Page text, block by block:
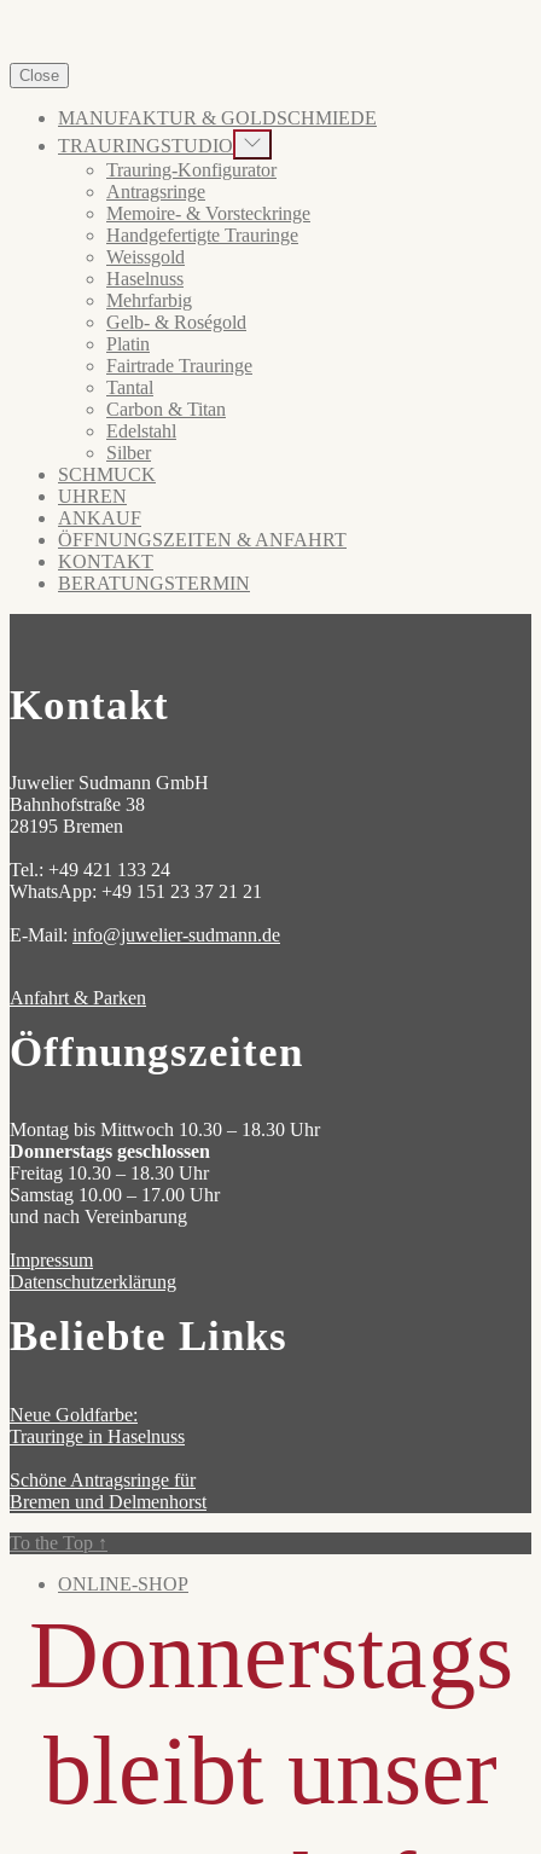
Close
MANUFAKTUR & GOLDSCHMIEDE
TRAURINGSTUDIO
Show
sub
menu
Trauring-Konfigurator
Antragsringe
Memoire- & Vorsteckringe
Handgefertigte Trauringe
Weissgold
Haselnuss
Mehrfarbig
Gelb- & Roségold
Platin
Fairtrade Trauringe
Tantal
Carbon & Titan
Edelstahl
Silber
SCHMUCK
UHREN
ANKAUF
ÖFFNUNGSZEITEN & ANFAHRT
KONTAKT
BERATUNGSTERMIN
Kontakt
Juwelier Sudmann GmbH
Bahnhofstraße 38
28195 Bremen
Tel.: +49 421 133 24
WhatsApp: +49 151 23 37 21 21
E-Mail: info@juwelier-sudmann.de
Anfahrt & Parken
Öffnungszeiten
Montag bis Mittwoch 10.30 – 18.30 Uhr
Donnerstags geschlossen
Freitag 10.30 – 18.30 Uhr
Samstag 10.00 – 17.00 Uhr
und nach Vereinbarung
Impressum
Datenschutzerklärung
Beliebte Links
Neue Goldfarbe:
Trauringe in Haselnuss
Schöne Antragsringe für
Bremen und Delmenhorst
To the Top ↑
ONLINE-SHOP
Donnerstags
bleibt unser